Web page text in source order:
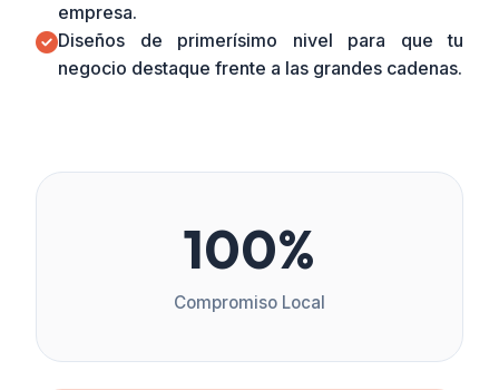
empresa.
Diseños de primerísimo nivel para que tu
negocio destaque frente a las grandes cadenas.
100%
Compromiso Local